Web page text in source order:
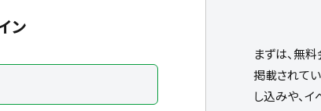
ン
まずは、無
掲載されて
し込みや、